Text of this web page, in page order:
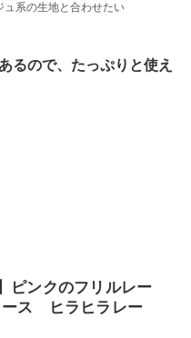
ュ系の生地と合わせたい
るので、たっぷりと使え
ピンクのフリルレー
ース ヒラヒラレー